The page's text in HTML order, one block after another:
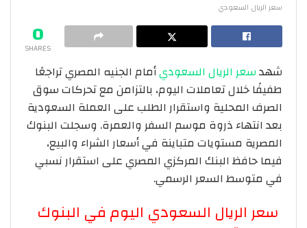
سعر الريال السعودي
0
SHARES
شهدسعر الريال السعوديأمام الجنيه المصري تراجعًا
طفيفًا خلال تعاملات اليوم، بالتزامن مع تحركات سوق
الصرف المحلية واستقرار الطلب على العملة السعودية
بعد انتهاء ذروة موسم السفر والعمرة. وسجلت البنوك
المصرية مستويات متباينة في أسعار الشراء والبيع،
فيما حافظ البنك المركزي المصري على استقرار نسبي
في متوسط السعر الرسمي.
سعر الريال السعودي اليوم في البنوك